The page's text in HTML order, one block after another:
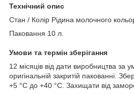
Технічний опис
Стан / Колір Рідина молочного
Паковання 10 л.
Умови та термін зберігання
12 місяців від дати виробництва за
оригінальній закритій пакованні.
+5 °C до +40 °C. Захищати від